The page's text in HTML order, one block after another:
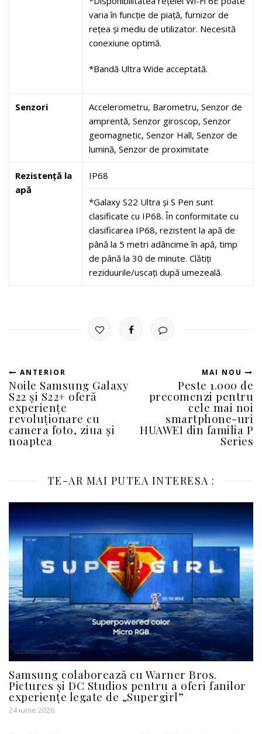
varia în funcție de piață, furnizor de
rețea și mediu de utilizator. Necesită
conexiune optimă.
*Bandă Ultra Wide acceptată.
Senzori
Accelerometru, Barometru, Senzor de
amprentă, Senzor giroscop, Senzor
geomagnetic, Senzor Hall, Senzor de
lumină, Senzor de proximitate
Rezistență la
apă
IP68
*Galaxy S22 Ultra și S Pen sunt
clasificate cu IP68. În conformitate cu
clasificarea IP68, rezistent la apă de
până la 5 metri adâncime în apă, timp
de până la 30 de minute. Clătiți
reziduurile/uscați după umezeală.
ANTERIOR
Noile Samsung Galaxy
S22 și S22+ oferă
experiențe
revoluționare cu
camera foto, ziua și
noaptea
MAI NOU
Peste 1.000 de
precomenzi pentru
cele mai noi
smartphone-uri
HUAWEI din familia P
Series
TE-AR MAI PUTEA INTERESA :
Samsung colaborează cu Warner Bros.
Pictures și DC Studios pentru a oferi fanilor
experiențe legate de „Supergirl”
24 iunie 2026